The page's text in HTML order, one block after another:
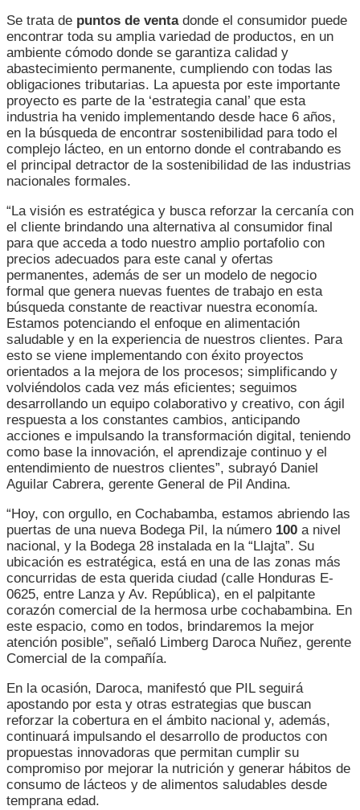
SUS
CLIENTES
Se trata de puntos de venta donde el consumidor puede
encontrar toda su amplia variedad de productos, en un
ambiente cómodo donde se garantiza calidad y
abastecimiento permanente, cumpliendo con todas las
obligaciones tributarias. La apuesta por este importante
proyecto es parte de la ‘estrategia canal’ que esta
industria ha venido implementando desde hace 6 años,
en la búsqueda de encontrar sostenibilidad para todo el
complejo lácteo, en un entorno donde el contrabando es
el principal detractor de la sostenibilidad de las industrias
nacionales formales.
“La visión es estratégica y busca reforzar la cercanía con
el cliente brindando una alternativa al consumidor final
para que acceda a todo nuestro amplio portafolio con
precios adecuados para este canal y ofertas
permanentes, además de ser un modelo de negocio
formal que genera nuevas fuentes de trabajo en esta
búsqueda constante de reactivar nuestra economía.
Estamos potenciando el enfoque en alimentación
saludable y en la experiencia de nuestros clientes. Para
esto se viene implementando con éxito proyectos
orientados a la mejora de los procesos; simplificando y
volviéndolos cada vez más eficientes; seguimos
desarrollando un equipo colaborativo y creativo, con ágil
respuesta a los constantes cambios, anticipando
acciones e impulsando la transformación digital, teniendo
como base la innovación, el aprendizaje continuo y el
entendimiento de nuestros clientes”, subrayó Daniel
Aguilar Cabrera, gerente General de Pil Andina.
“Hoy, con orgullo, en Cochabamba, estamos abriendo las
puertas de una nueva Bodega Pil, la número 100 a nivel
nacional, y la Bodega 28 instalada en la “Llajta”. Su
ubicación es estratégica, está en una de las zonas más
concurridas de esta querida ciudad (calle Honduras E-
0625, entre Lanza y Av. República), en el palpitante
corazón comercial de la hermosa urbe cochabambina. En
este espacio, como en todos, brindaremos la mejor
atención posible”, señaló Limberg Daroca Nuñez, gerente
Comercial de la compañía.
En la ocasión, Daroca, manifestó que PIL seguirá
apostando por esta y otras estrategias que buscan
reforzar la cobertura en el ámbito nacional y, además,
continuará impulsando el desarrollo de productos con
propuestas innovadoras que permitan cumplir su
compromiso por mejorar la nutrición y generar hábitos de
consumo de lácteos y de alimentos saludables desde
temprana edad.